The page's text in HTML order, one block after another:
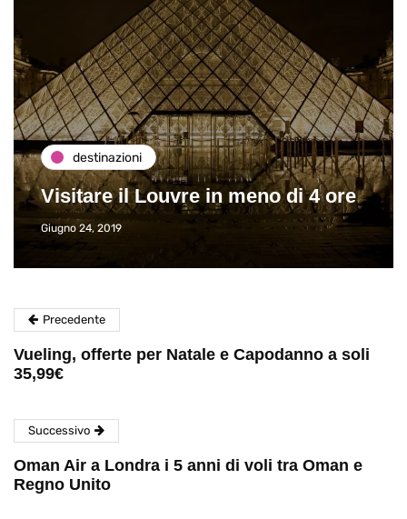
destinazioni
Visitare il Louvre in meno di 4 ore
Giugno 24, 2019
Precedente
Vueling, offerte per Natale e Capodanno a soli
35,99€
Successivo
Oman Air a Londra i 5 anni di voli tra Oman e
Regno Unito